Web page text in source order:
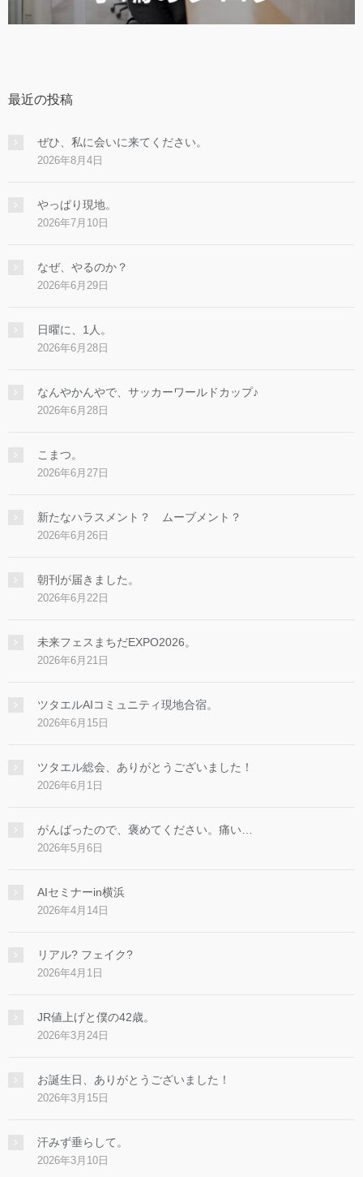
最近の投稿
ぜひ、私に会いに来てください。
2026年8月4日
やっぱり現地。
2026年7月10日
なぜ、やるのか？
2026年6月29日
日曜に、1人。
2026年6月28日
なんやかんやで、サッカーワールドカップ♪
2026年6月28日
こまつ。
2026年6月27日
新たなハラスメント？ ムーブメント？
2026年6月26日
朝刊が届きました。
2026年6月22日
未来フェスまちだEXPO2026。
2026年6月21日
ツタエルAIコミュニティ現地合宿。
2026年6月15日
ツタエル総会、ありがとうございました！
2026年6月1日
がんばったので、褒めてください。痛い…
2026年5月6日
AIセミナーin横浜
2026年4月14日
リアル? フェイク?
2026年4月1日
JR値上げと僕の42歳。
2026年3月24日
お誕生日、ありがとうございました！
2026年3月15日
汗みず垂らして。
2026年3月10日